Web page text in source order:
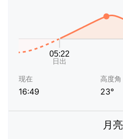
现在
16:49
高度角
23°
月亮